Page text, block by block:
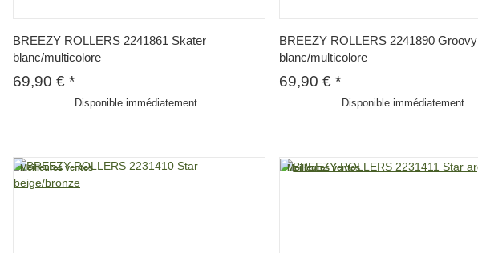
BREEZY ROLLERS 2241861 Skater
blanc/multicolore
69,90 € *
Disponible immédiatement
BREEZY ROLLERS 2241890 Groovy
blanc/multicolore
69,90 €*
Disponible immédiatement
Meilleures ventes Meilleures ventes